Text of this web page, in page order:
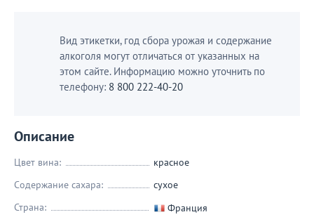
Вид этикетки, год сбора урожая и содержание
алкоголя могут отличаться от указанных на
этом сайте. Информацию можно уточнить по
телефону: 8 800 222-40-20
Описание
Цвет вина:
красное
Содержание сахара:
сухое
Страна:
Франция